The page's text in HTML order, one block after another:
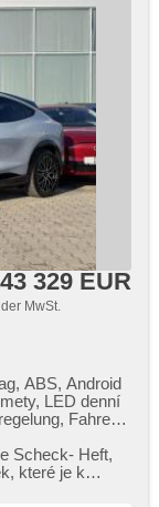
43 329 EUR
MwSt.
ABS, Android
LED denní
Fahrer-
do kopce
Aktivation der
Scheck​- Heft,​
které je k